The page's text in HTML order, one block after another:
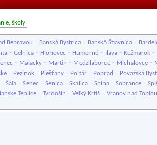
školy
Bebravou - Banská Bystrica - Banská Štiavnica -
- Gelnica - Hlohovec - Humenné - Ilava - Kežmarok -
- Malacky - Martin - Medzilaborce - Michalovce -
- Pezinok - Piešťany - Poltár - Poprad - Považská
- Šaľa - Senec - Senica - Skalica - Snina - Sobrance -
Teplice - Tvrdošín - Veľký Krtíš - Vranov nad Topľou